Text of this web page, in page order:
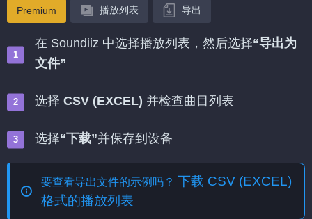
Premium 播放列表 导出
在 Soundiiz 中选择播放列表，然后选择“导出为
文件”
选择 CSV (EXCEL) 并检查曲目列表
选择“下载”并保存到设备
要查看导出文件的示例吗？ 下载 CSV (EXCEL)
格式的播放列表